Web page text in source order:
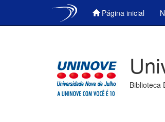
Página inicial
Biblioteca